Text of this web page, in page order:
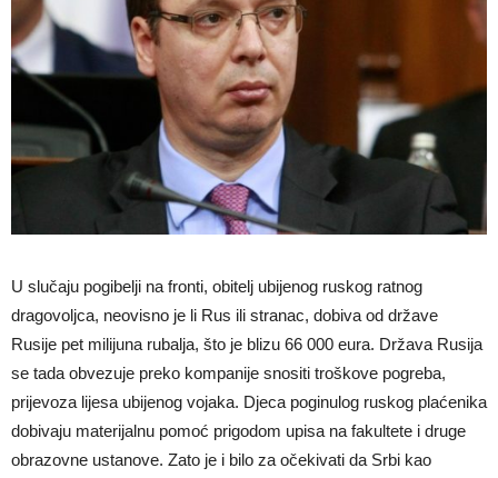
U slučaju pogibelji na fronti, obitelj ubijenog ruskog ratnog
dragovoljca, neovisno je li Rus ili stranac, dobiva od države
Rusije pet milijuna rubalja, što je blizu 66 000 eura. Država Rusija
se tada obvezuje preko kompanije snositi troškove pogreba,
prijevoza lijesa ubijenog vojaka. Djeca poginulog ruskog plaćenika
dobivaju materijalnu pomoć prigodom upisa na fakultete i druge
obrazovne ustanove. Zato je i bilo za očekivati da Srbi kao